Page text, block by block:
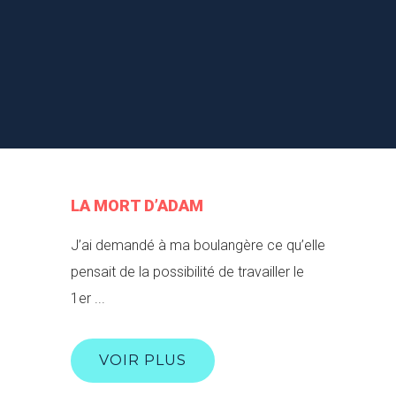
LA MORT D’ADAM
J’ai demandé à ma boulangère ce qu’elle
pensait de la possibilité de travailler le
1er ...
VOIR PLUS